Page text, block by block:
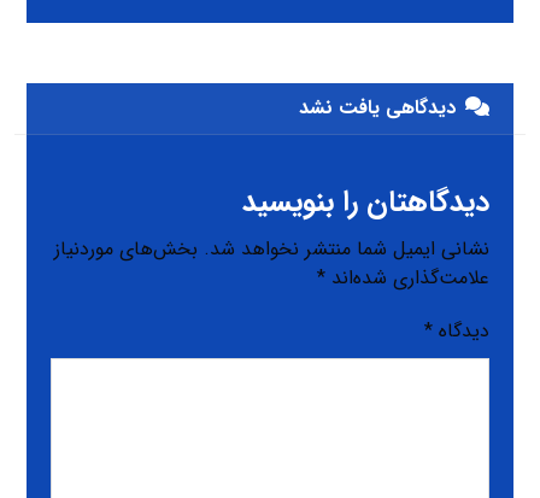
دیدگاهی یافت نشد
دیدگاهتان را بنویسید
نشانی ایمیل شما منتشر نخواهد شد. بخش‌های موردنیاز
علامت‌گذاری شده‌اند*
دیدگاه*